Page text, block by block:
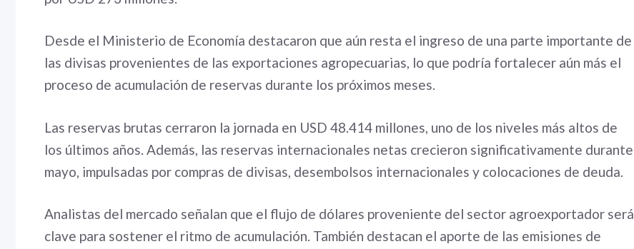
Desde el Ministerio de Economía destacaron que aún resta el ingreso de una parte importante de
las divisas provenientes de las exportaciones agropecuarias, lo que podría fortalecer aún más el
proceso de acumulación de reservas durante los próximos meses.
Las reservas brutas cerraron la jornada en USD 48.414 millones, uno de los niveles más altos de
los últimos años. Además, las reservas internacionales netas crecieron significativamente durante
mayo, impulsadas por compras de divisas, desembolsos internacionales y colocaciones de deuda.
Analistas del mercado señalan que el flujo de dólares proveniente del sector agroexportador será
clave para sostener el ritmo de acumulación. También destacan el aporte de las emisiones de